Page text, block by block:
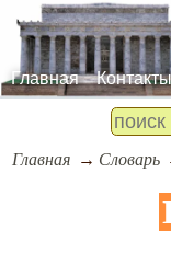
Главная Контакты
Главная Словарь